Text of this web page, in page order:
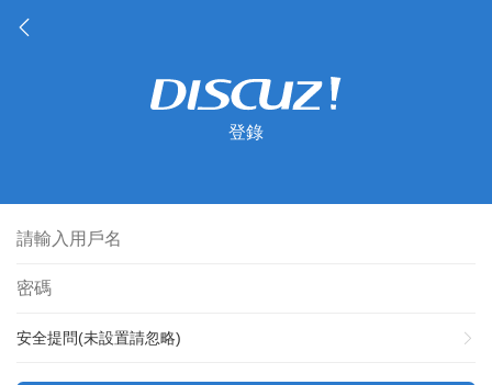
登錄
安全提問(未設置請忽略)